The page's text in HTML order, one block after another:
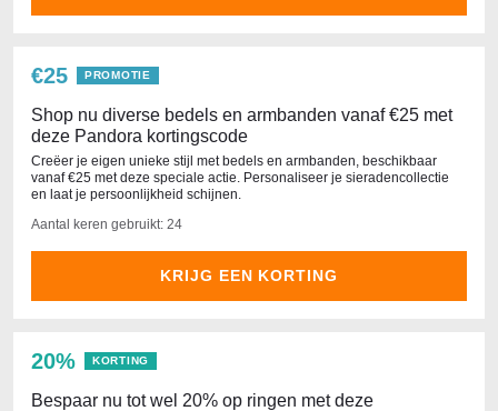
€25 PROMOTIE
Shop nu diverse bedels en armbanden vanaf €25 met
deze Pandora kortingscode
Creëer je eigen unieke stijl met bedels en armbanden, beschikbaar
vanaf €25 met deze speciale actie. Personaliseer je sieradencollectie
en laat je persoonlijkheid schijnen.
Aantal keren gebruikt: 24
KRIJG EEN KORTING
20% KORTING
Bespaar nu tot wel 20% op ringen met deze